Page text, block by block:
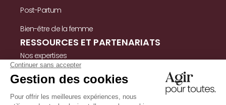
Post-Partum
Bien-être de la femme
RESSOURCES ET PARTENARIATS
Nos expertises
Nos ressources
Témoignages